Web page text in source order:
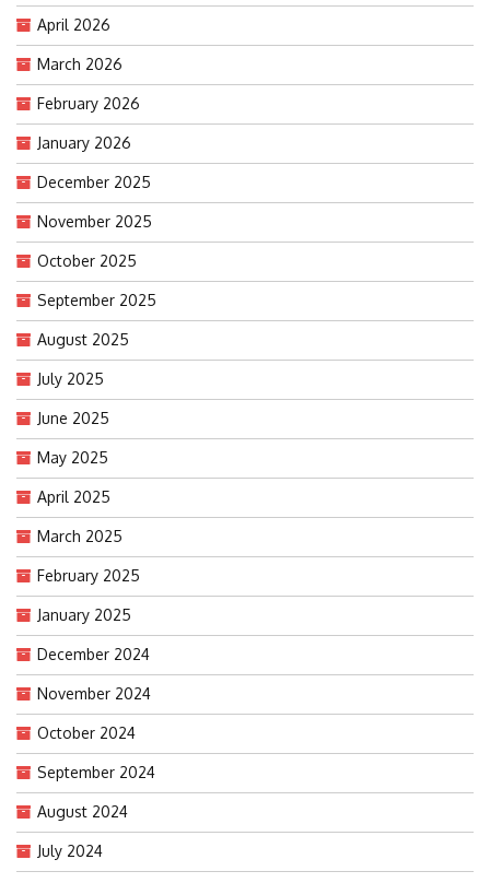
April 2026
March 2026
February 2026
January 2026
December 2025
November 2025
October 2025
September 2025
August 2025
July 2025
June 2025
May 2025
April 2025
March 2025
February 2025
January 2025
December 2024
November 2024
October 2024
September 2024
August 2024
July 2024